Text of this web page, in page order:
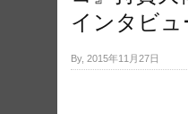
インタビュ
By, 2015年11月27日